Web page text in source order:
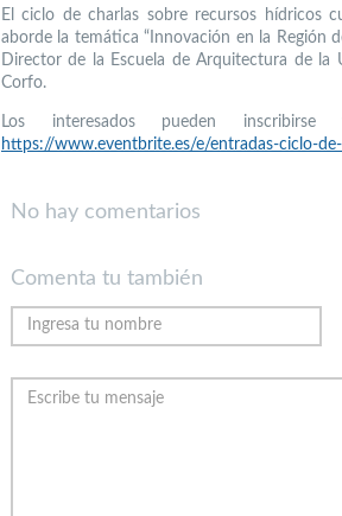
El ciclo de charlas sobre recursos hídricos
aborde la temática “Innovación en la Región
Director de la Escuela de Arquitectura de la
Corfo.
Los interesados pueden
https://www.eventbrite.es/e/entradas-ciclo-
No hay comentarios
Comenta tu también